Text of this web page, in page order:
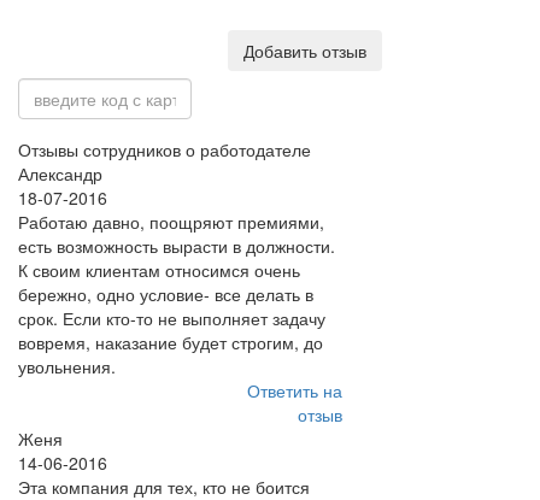
Добавить отзыв
Отзывы сотрудников о работодателе
Александр
18-07-2016
Работаю давно, поощряют премиями,
есть возможность вырасти в должности.
К своим клиентам относимся очень
бережно, одно условие- все делать в
срок. Если кто-то не выполняет задачу
вовремя, наказание будет строгим, до
увольнения.
Ответить на
отзыв
Женя
14-06-2016
Эта компания для тех, кто не боится